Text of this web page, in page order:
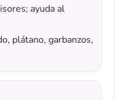
ayuda al
plátano, garbanzos,